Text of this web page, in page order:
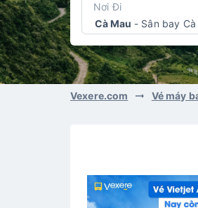
Nơi Đi
Cà Mau - Sân bay Cà
Vexere.com Vé máy